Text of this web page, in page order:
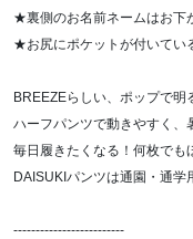
★裏側のお名前ネームはお下
★お尻にポケットが付いてい
BREEZEらしい、ポップで明
ハーフパンツで動きやすく、
毎日履きたくなる！何枚でも
DAISUKIパンツは通園・通学
-------------------------